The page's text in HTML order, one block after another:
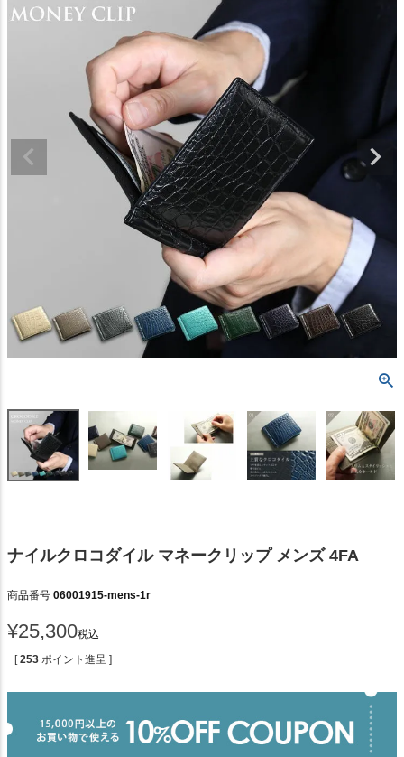
ナイルクロコダイル マネークリップ メンズ 4FA
商品番号 06001915-mens-1r
¥25,300税込
[ 253 ポイント進呈 ]